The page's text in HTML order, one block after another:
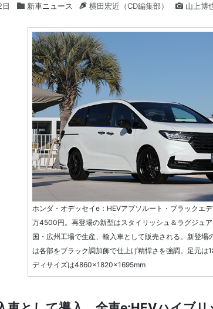
新車ニュース 横田宏近（CD編集部） 山上博
ホンダ・オデッセイe：HEVアブソルート・ブラックエ
万4500円。再登場の新型はスタイリッシュ＆ラグジュ
国・広州工場で生産、輸入車として販売される。新登場
は各部をブラック調加飾で仕上げ精悍さを強調。足元は
ディサイズは4860×1820×1695mm